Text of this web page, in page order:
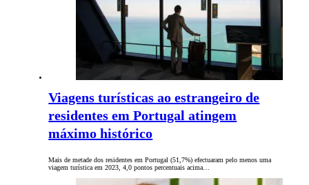
Viagens turísticas ao estrangeiro de
residentes em Portugal atingem
máximo histórico
Mais de metade dos residentes em Portugal (51,7%) efectuaram pelo menos uma
viagem turística em 2023, 4,0 pontos percentuais acima…